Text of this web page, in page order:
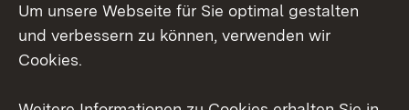
Mastodon
Youtube
Um unsere Webseite für Sie optimal gestalten
und verbessern zu können, verwenden wir
Cookies.